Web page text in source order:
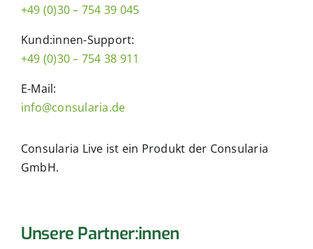
+49 (0)30 – 754 39 045
Kund:innen-Support:
+49 (0)30 – 754 38 911
E-Mail:
info@consularia.de
Consularia Live ist ein Produkt der Consularia
GmbH.
Unsere Partner:innen